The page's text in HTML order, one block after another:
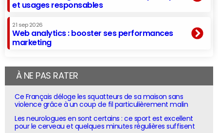
et usages responsables
21 sep 2026
Web analytics : booster ses performances
marketing
À NE PAS RATER
Ce Français déloge les squatteurs de sa maison sans
violence grâce à un coup de fil particulièrement malin
Les neurologues en sont certains : ce sport est excellent
pour le cerveau et quelques minutes régulières suffisent